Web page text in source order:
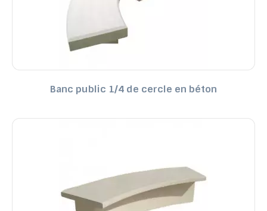
Banc public 1/4 de cercle en béton